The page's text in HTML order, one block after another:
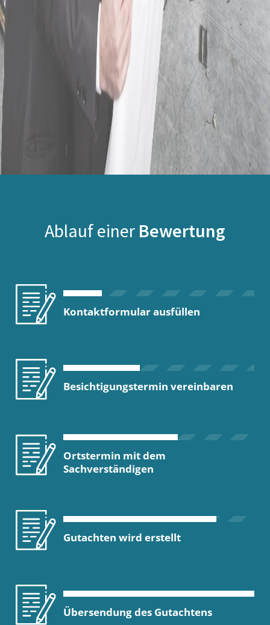
Ablauf einer Bewertung
Kontaktformular ausfüllen
Besichtigungstermin vereinbaren
Ortstermin mit dem
Sachverständigen
Gutachten wird erstellt
Übersendung des Gutachtens